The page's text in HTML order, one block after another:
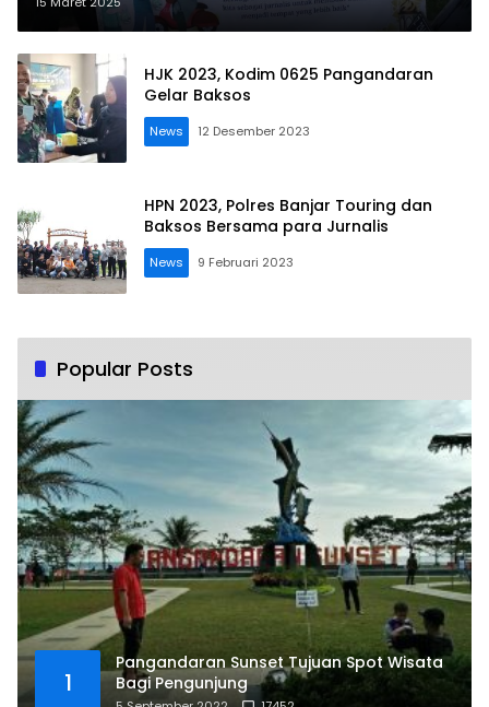
HJK 2023, Kodim 0625 Pangandaran
Gelar Baksos
News 12 Desember 2023
HPN 2023, Polres Banjar Touring dan
Baksos Bersama para Jurnalis
News 9 Februari 2023
Popular Posts
1
Pangandaran Sunset Tujuan Spot Wisata
Bagi Pengunjung